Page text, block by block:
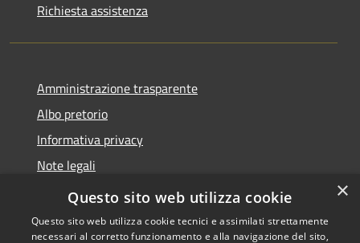
Richiesta assistenza
Amministrazione trasparente
Albo pretorio
Informativa privacy
Note legali
Dichiarazione di accessibilità
×
Questo sito web utilizza cookie
Questo sito web utilizza cookie tecnici e assimilati strettamente
necessari al corretto funzionamento e alla navigazione del sito,